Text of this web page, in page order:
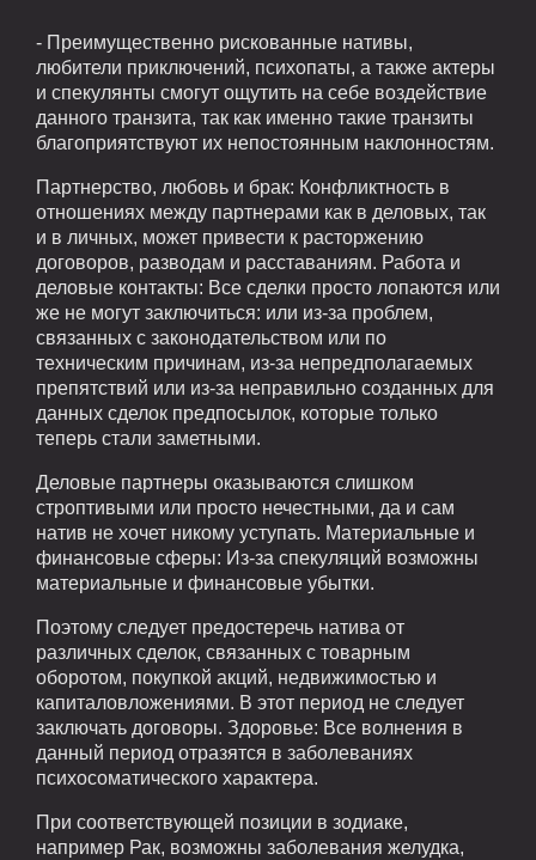
- Преимущественно рискованные нативы,
любители приключений, психопаты, а также актеры
и спекулянты смогут ощутить на себе воздействие
данного транзита, так как именно такие транзиты
благоприятствуют их непостоянным наклонностям.
Партнерство, любовь и брак: Конфликтность в
отношениях между партнерами как в деловых, так
и в личных, может привести к расторжению
договоров, разводам и расставаниям. Работа и
деловые контакты: Все сделки просто лопаются или
же не могут заключиться: или из-за проблем,
связанных с законодательством или по
техническим причинам, из-за непредполагаемых
препятствий или из-за неправильно созданных для
данных сделок предпосылок, которые только
теперь стали заметными.
Деловые партнеры оказываются слишком
строптивыми или просто нечестными, да и сам
натив не хочет никому уступать. Материальные и
финансовые сферы: Из-за спекуляций возможны
материальные и финансовые убытки.
Поэтому следует предостеречь натива от
различных сделок, связанных с товарным
оборотом, покупкой акций, недвижимостью и
капиталовложениями. В этот период не следует
заключать договоры. Здоровье: Все волнения в
данный период отразятся в заболеваниях
психосоматического характера.
При соответствующей позиции в зодиаке,
например Рак, возможны заболевания желудка,